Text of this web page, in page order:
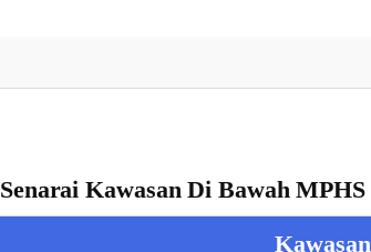
Senarai Kawasan Di Bawah MPHS
Kawasan